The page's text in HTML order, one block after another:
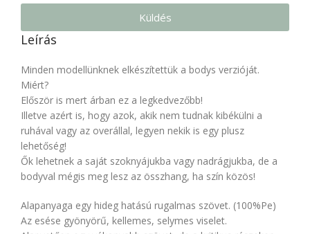
Küldés
Leírás
Minden modellünknek elkészítettük a bodys verzióját.
Miért?
Először is mert árban ez a legkedvezőbb!
Illetve azért is, hogy azok, akik nem tudnak kibékülni a
ruhával vagy az overállal, legyen nekik is egy plusz
lehetőség!
Ők lehetnek a saját szoknyájukba vagy nadrágjukba, de a
bodyval mégis meg lesz az összhang, ha szín közös!
Alapanyaga egy hideg hatású rugalmas szövet. (100%Pe)
Az esése gyönyörű, kellemes, selymes viselet.